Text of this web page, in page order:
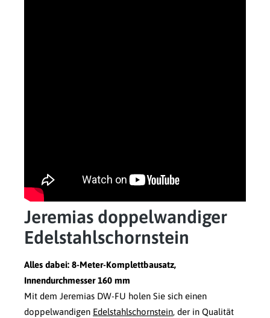
Jeremias doppelwandiger
Edelstahlschornstein
Alles dabei: 8-Meter-Komplettbausatz,
Innendurchmesser 160 mm
Mit dem Jeremias DW-FU holen Sie sich einen
doppelwandigen Edelstahlschornstein, der in Qualität